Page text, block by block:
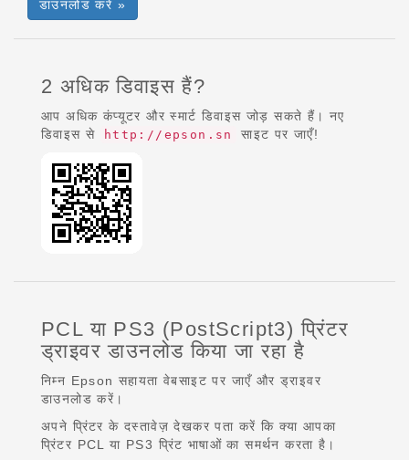
डाउनलोड करें »
2 अधिक डिवाइस हैं?
आप अधिक कंप्यूटर और स्मार्ट डिवाइस जोड़ सकते हैं। नए
डिवाइस से
http://epson.sn साइट पर जाएँ!
PCL या PS3 (PostScript3) प्रिंटर
ड्राइवर डाउनलोड किया जा रहा है
निम्न Epson सहायता वेबसाइट पर जाएँ और ड्राइवर
डाउनलोड करें।
अपने प्रिंटर के दस्तावेज़ देखकर पता करें कि क्या आपका
प्रिंटर PCL या PS3 प्रिंट भाषाओं का समर्थन करता है।